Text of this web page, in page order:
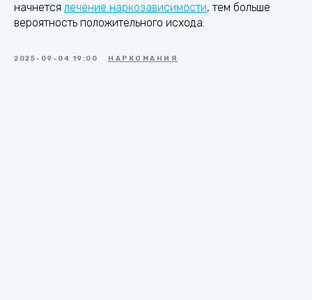
начнется лечение наркозависимости, тем больше
вероятность положительного исхода.
2025-09-04 19:00 НАРКОМАНИЯ